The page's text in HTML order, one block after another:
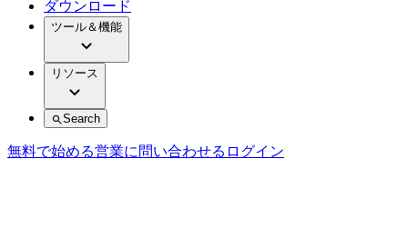
ダウンロード
ツール＆機能
リソース
Search
無料で始める営業に問い合わせる ログイン